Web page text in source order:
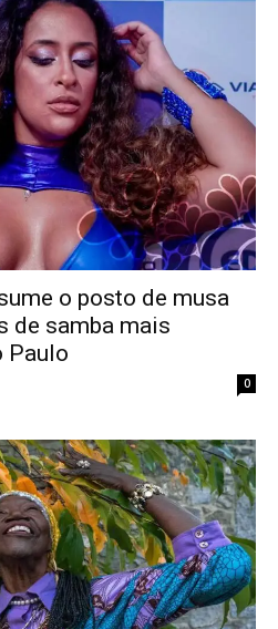
o posto de musa
de samba mais
Paulo
0